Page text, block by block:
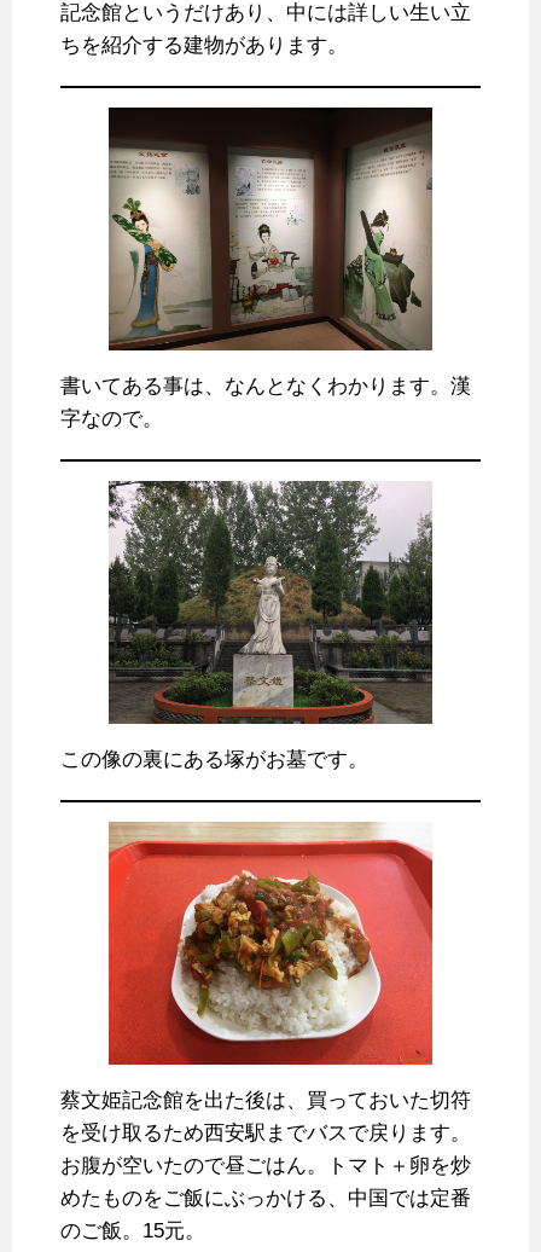
記念館というだけあり、中には詳しい生い立
ちを紹介する建物があります。
書いてある事は、なんとなくわかります。漢
字なので。
この像の裏にある塚がお墓です。
蔡文姫記念館を出た後は、買っておいた切符
を受け取るため西安駅までバスで戻ります。
お腹が空いたので昼ごはん。トマト＋卵を炒
めたものをご飯にぶっかける、中国では定番
のご飯。15元。